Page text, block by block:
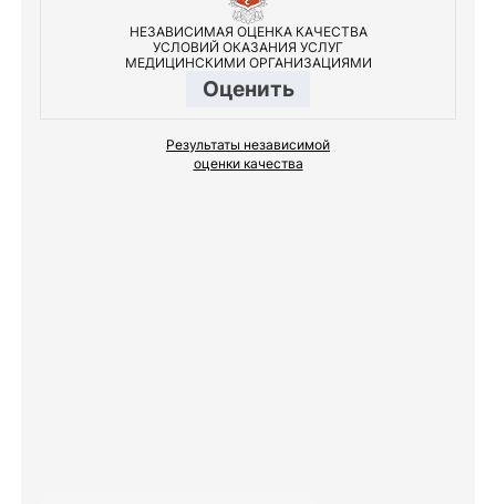
НЕЗАВИСИМАЯ ОЦЕНКА КАЧЕСТВА
УСЛОВИЙ ОКАЗАНИЯ УСЛУГ
МЕДИЦИНСКИМИ ОРГАНИЗАЦИЯМИ
Оценить
Результаты независимой
оценки качества